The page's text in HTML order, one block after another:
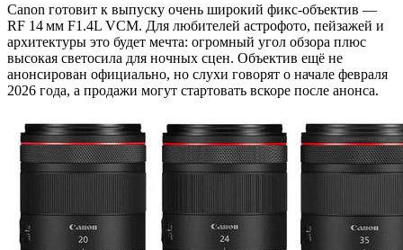
Canon готовит к выпуску очень широкий фикс-объектив —
RF 14 мм F1.4L VCM. Для любителей астрофото, пейзажей и
архитектуры это будет мечта: огромный угол обзора плюс
высокая светосила для ночных сцен. Объектив ещё не
анонсирован официально, но слухи говорят о начале февраля
2026 года, а продажи могут стартовать вскоре после анонса.